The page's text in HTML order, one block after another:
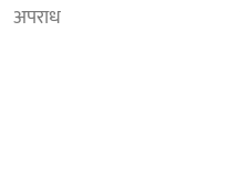
अपराध